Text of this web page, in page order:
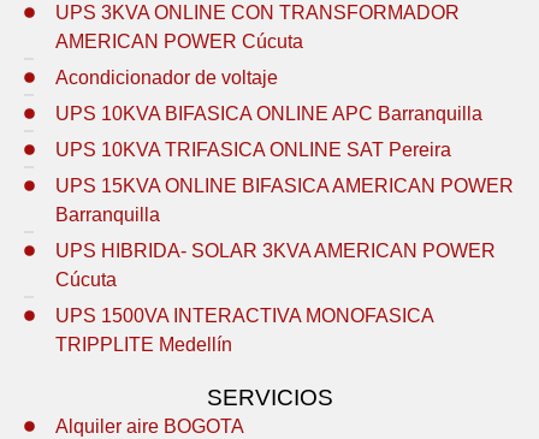
UPS 3KVA ONLINE CON TRANSFORMADOR
AMERICAN POWER Cúcuta
Acondicionador de voltaje
UPS 10KVA BIFASICA ONLINE APC Barranquilla
UPS 10KVA TRIFASICA ONLINE SAT Pereira
UPS 15KVA ONLINE BIFASICA AMERICAN POWER
Barranquilla
UPS HIBRIDA- SOLAR 3KVA AMERICAN POWER
Cúcuta
UPS 1500VA INTERACTIVA MONOFASICA
TRIPPLITE Medellín
SERVICIOS
Alquiler aire BOGOTA